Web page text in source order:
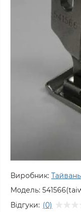
Виробник: Тайвань
Модель:
Відгуки: (0)